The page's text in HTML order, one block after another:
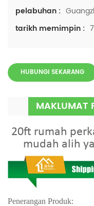
pelabuhan :
tarikh memimpin :
HUBUNGI SEKARANG
MAKLUMAT
20ft rumah
mudah alih
Penerangan Produk: